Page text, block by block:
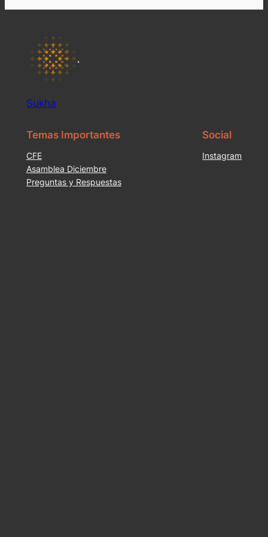
Sukha
Temas Importantes
CFE
Asamblea Diciembre
Preguntas y Respuestas
Social
Instagram